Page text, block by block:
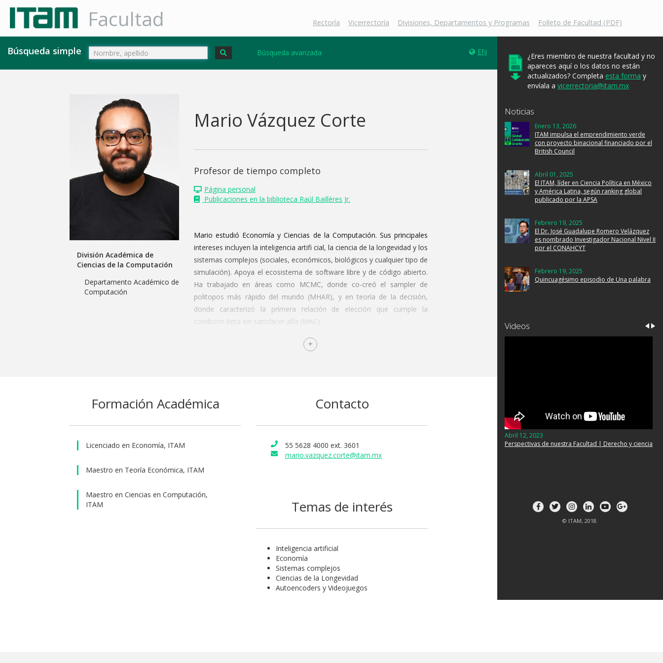
Facultad Rectoría Vicerrectoría Divisiones, Departamentos y Programas Folleto de Facultad (PDF)
EN
Búsqueda simple Búsqueda avanzada
División Académica de
Ciencias de la Computación
Departamento Académico de
Computación
Mario Vázquez Corte
Profesor de tiempo completo
Página personal
Publicaciones en la biblioteca Raúl Baillères Jr.
Mario estudió Economía y Ciencias de la Computación. Sus principales
intereses incluyen la inteligencia artifi cial, la ciencia de la longevidad y los
sistemas complejos (sociales, económicos, biológicos y cualquier tipo de
simulación). Apoya el ecosistema de software libre y de código abierto.
Ha trabajado en áreas como MCMC, donde co-creó el sampler de
politopos más rápido del mundo (MHAR), y en teoría de la decisión,
donde caracterizó la primera relación de elección que cumple la
condición beta sin satisfacer alfa (MAC).
Además, ha colaborado en la industria como arquitecto y programador
Formación Académica
Licenciado en Economía, ITAM
Maestro en Teoría Económica, ITAM
Maestro en Ciencias en Computación,
ITAM
Contacto
55 5628 4000 ext. 3601
mario.vazquez.corte@itam.mx
Temas de interés
Inteligencia artificial
Economía
Sistemas complejos
Ciencias de la Longevidad
Autoencoders y Videojuegos
¿Eres miembro de nuestra facultad y no
apareces aquí o los datos no están
actualizados? Completa esta forma y
envíala a vicerrectoria@itam.mx
Noticias
Enero 13, 2026
ITAM impulsa el emprendimiento verde
con proyecto binacional financiado por el
British Council
Abril 01, 2025
El ITAM, líder en Ciencia Política en México
y América Latina, según ranking global
publicado por la APSA
Febrero 19, 2025
El Dr. José Guadalupe Romero Velázquez
es nombrado Investigador Nacional Nivel II
por el CONAHCYT
Febrero 19, 2025
Quincuagésimo episodio de Una palabra
Videos
Abril 12, 2023
Perspectivas de nuestra Facultad | Derecho y ciencia
© ITAM, 2018.